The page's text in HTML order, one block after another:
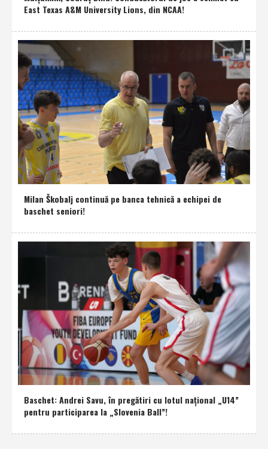
East Texas A&M University Lions, din NCAA!
Milan Škobalj continuă pe banca tehnică a echipei de
baschet seniori!
Baschet: Andrei Savu, în pregătiri cu lotul naţional „U14”
pentru participarea la „Slovenia Ball”!